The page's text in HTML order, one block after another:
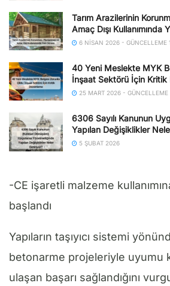
Tarım Arazilerinin
Amaç Dışı Kullanımında
6 NISAN 2026 - GÜNCELLEME
40 Yeni Meslekte MYK
İnşaat Sektörü İçin Kritik
25 MART 2026 -
6306 Sayılı Kanunun
Yapılan Değişiklikler
5 ŞUBAT 2026
-CE işaretli malzeme
başlandı
Yapıların taşıyıcı sistemi
betonarme projeleriyle uyumu
ulaşan başarı sağlandığını